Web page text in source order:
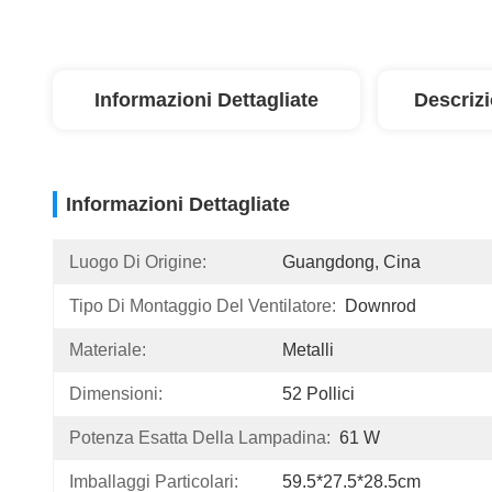
Informazioni Dettagliate
Informazioni Dettagliate
Luogo Di Origine: Guangdong, Cina
Tipo Di Montaggio Del Ventilatore: Downrod
Materiale: Metalli
Dimensioni: 52 Pollici
Potenza Esatta Della Lampadina: 61 W
Imballaggi Particolari: 59.5*27.5*28.5cm